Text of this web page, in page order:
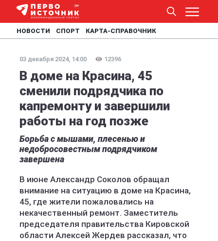
НОВОСТИ СПОРТ КАРТА-СПРАВОЧНИК
03 декабря 2024, 14:00 12396
В доме на Красина, 45
сменили подрядчика по
капремонту и завершили
работы на год позже
Борьба с мышами, плесенью и
недобросовестным подрядчиком
завершена
В июне Александр Соколов обращал
внимание на ситуацию в доме на Красина,
45, где жители пожаловались на
некачественный ремонт. Заместитель
председателя правительства Кировской
области Алексей Жердев рассказал, что